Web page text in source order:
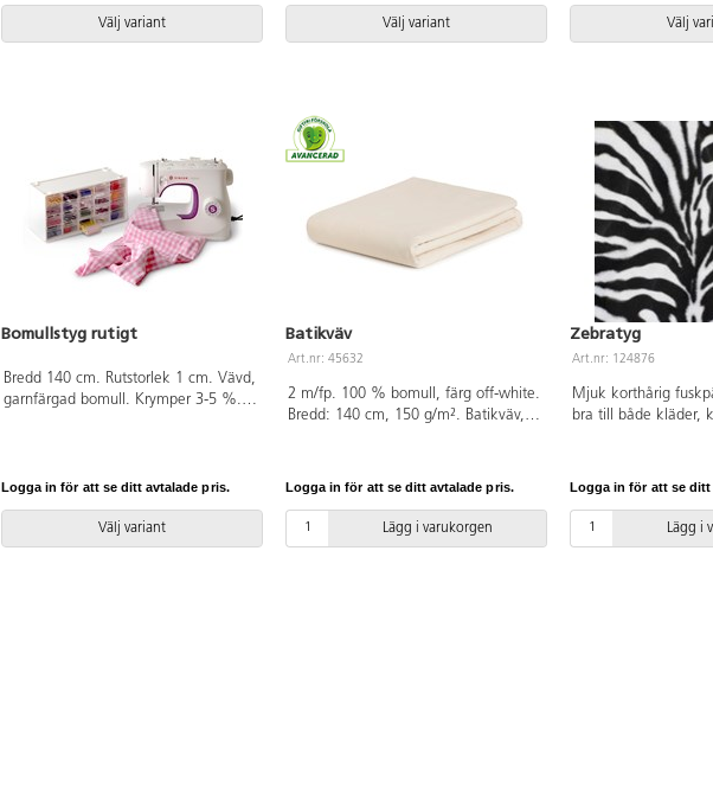
Välj variant Välj variant Välj
Bomullstyg rutigt
Bredd 140 cm. Rutstorlek 1 cm. Vävd,
garnfärgad bomull. Krymper 3-5 %.
(Standard 100).
Logga in för att se ditt avtalade pris.
Välj variant
Batikväv
Art.nr: 45632
2 m/fp. 100 % bomull, färg off-white.
Bredd: 140 cm, 150 g/m². Batikväv,
2-3 %. PVC-fri.
Logga in för att se ditt avtalade pris.
Lägg i varukorgen
Zebratyg
Art.nr: 124876
Mjuk korthårig
bra till både kläder,
Handtvätt.
Logga in för att se
Lägg i